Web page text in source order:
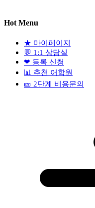
Hot Menu
★ 마이페이지
💬 1:1 상담실
❤ 등록 신청
📊 추천 어학원
🎫 2단계 비용문의